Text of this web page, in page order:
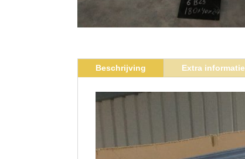
Beschrijving Extra informatie